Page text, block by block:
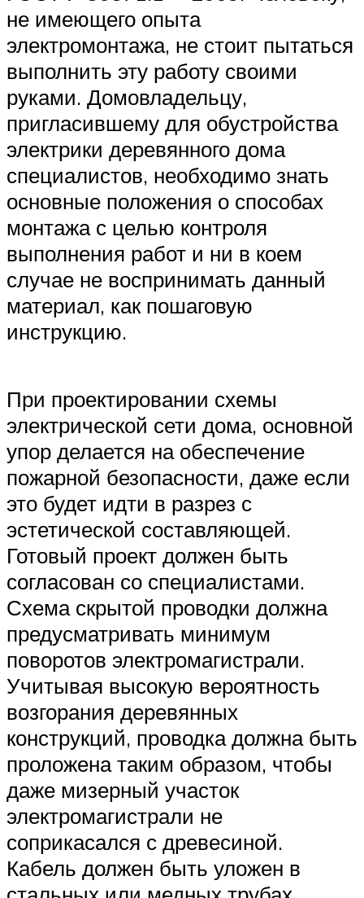
не имеющего опыта
электромонтажа, не стоит пытаться
выполнить эту работу своими
руками. Домовладельцу,
пригласившему для обустройства
электрики деревянного дома
специалистов, необходимо знать
основные положения о способах
монтажа с целью контроля
выполнения работ и ни в коем
случае не воспринимать данный
материал, как пошаговую
инструкцию.
При проектировании схемы
электрической сети дома, основной
упор делается на обеспечение
пожарной безопасности, даже если
это будет идти в разрез с
эстетической составляющей.
Готовый проект должен быть
согласован со специалистами.
Схема скрытой проводки должна
предусматривать минимум
поворотов электромагистрали.
Учитывая высокую вероятность
возгорания деревянных
конструкций, проводка должна быть
проложена таким образом, чтобы
даже мизерный участок
электромагистрали не
соприкасался с древесиной.
Кабель должен быть уложен в